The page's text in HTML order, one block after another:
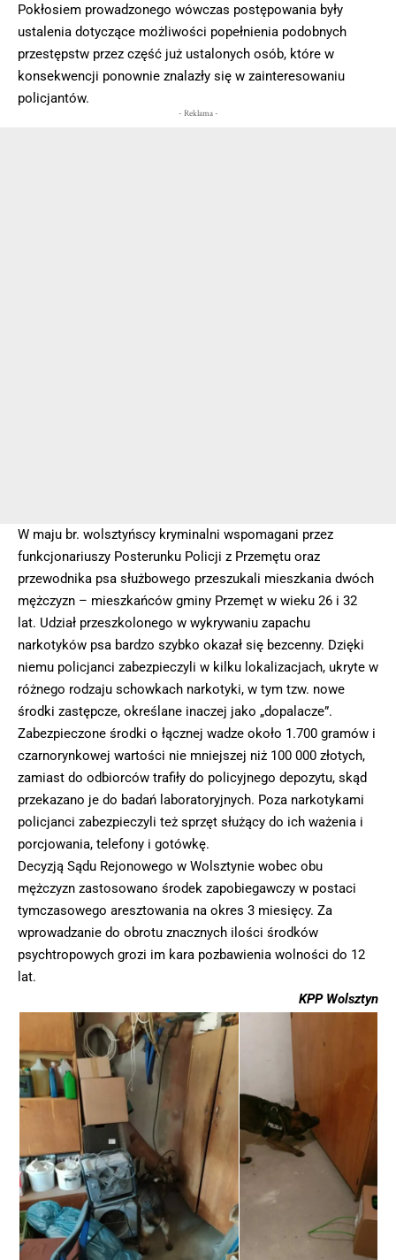
Pokłosiem prowadzonego wówczas postępowania były
ustalenia dotyczące możliwości popełnienia podobnych
przestępstw przez część już ustalonych osób, które w
konsekwencji ponownie znalazły się w zainteresowaniu
policjantów.
- Reklama -
W maju br. wolsztyńscy kryminalni wspomagani przez
funkcjonariuszy Posterunku Policji z Przemętu oraz
przewodnika psa służbowego przeszukali mieszkania dwóch
mężczyzn – mieszkańców gminy Przemęt w wieku 26 i 32
lat. Udział przeszkolonego w wykrywaniu zapachu
narkotyków psa bardzo szybko okazał się bezcenny. Dzięki
niemu policjanci zabezpieczyli w kilku lokalizacjach, ukryte w
różnego rodzaju schowkach narkotyki, w tym tzw. nowe
środki zastępcze, określane inaczej jako „dopalacze”.
Zabezpieczone środki o łącznej wadze około 1.700 gramów i
czarnorynkowej wartości nie mniejszej niż 100 000 złotych,
zamiast do odbiorców trafiły do policyjnego depozytu, skąd
przekazano je do badań laboratoryjnych. Poza narkotykami
policjanci zabezpieczyli też sprzęt służący do ich ważenia i
porcjowania, telefony i gotówkę.
Decyzją Sądu Rejonowego w Wolsztynie wobec obu
mężczyzn zastosowano środek zapobiegawczy w postaci
tymczasowego aresztowania na okres 3 miesięcy. Za
wprowadzanie do obrotu znacznych ilości środków
psychtropowych grozi im kara pozbawienia wolności do 12
lat.
KPP Wolsztyn